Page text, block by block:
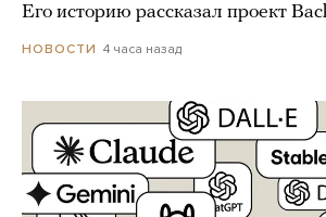
Его историю рассказал проект
НОВОСТИ 4 часа назад